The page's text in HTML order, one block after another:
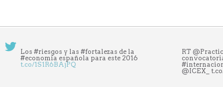
Los #riesgos y las #fortalezas de la
#economía española para este 2016
t.co/1S1R6BAjPQ
RT
@ICEX_